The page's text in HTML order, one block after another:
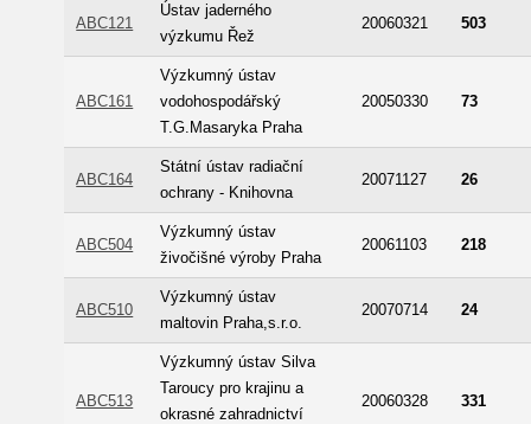
ABC121
Ústav jaderného
výzkumu Řež
20060321 503
ABC161
Výzkumný ústav
vodohospodářský
T.G.Masaryka Praha
20050330 73
ABC164
Státní ústav radiační
ochrany - Knihovna
20071127 26
ABC504
Výzkumný ústav
živočišné výroby Praha
20061103 218
ABC510
Výzkumný ústav
maltovin Praha,s.r.o.
20070714 24
ABC513
Výzkumný ústav Silva
Taroucy pro krajinu a
okrasné zahradnictví
20060328 331